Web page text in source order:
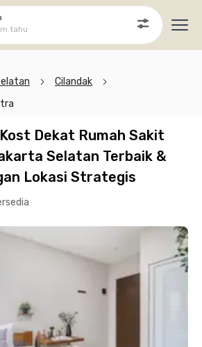
tahu
Cilandak
Dekat Rumah Sakit
Selatan Terbaik &
Lokasi Strategis